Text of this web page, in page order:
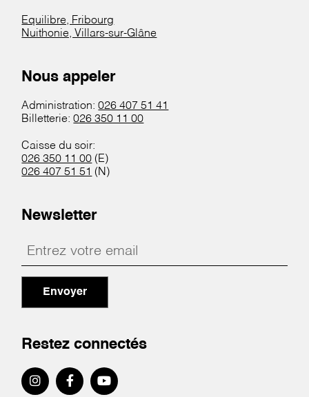
Equilibre, Fribourg
Nuithonie, Villars-sur-Glâne
Nous appeler
Administration:026 407 51 41
Billetterie:026 350 11 00
Caisse du soir:
026 350 11 00 (E)
026 407 51 51 (N)
Newsletter
Envoyer
Restez connectés